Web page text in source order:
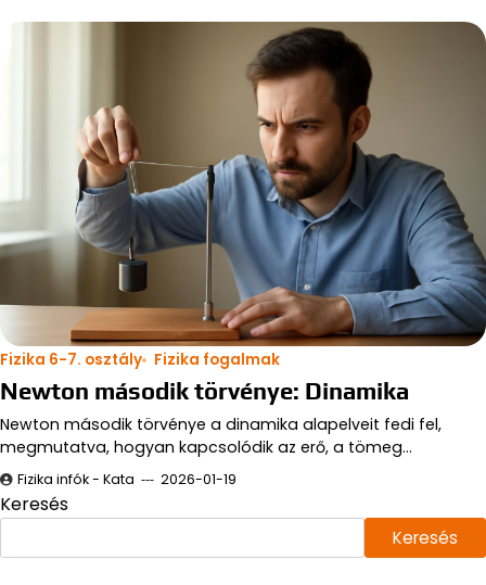
Fizika 6-7. osztály Fizika fogalmak
Newton második törvénye: Dinamika
Newton második törvénye a dinamika alapelveit fedi fel,
megmutatva, hogyan kapcsolódik az erő, a tömeg…
Fizika infók - Kata 2026-01-19
Keresés
Keresés